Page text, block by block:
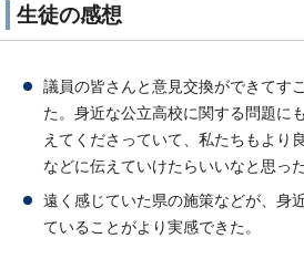
生徒の感想
議員の皆さんと意見交換ができてす
た。身近な公立高校に関する問題に
えてくださっていて、私たちもより
などに伝えていけたらいいなと思った
遠く感じていた県の施策などが、身
ていることがより実感できた。